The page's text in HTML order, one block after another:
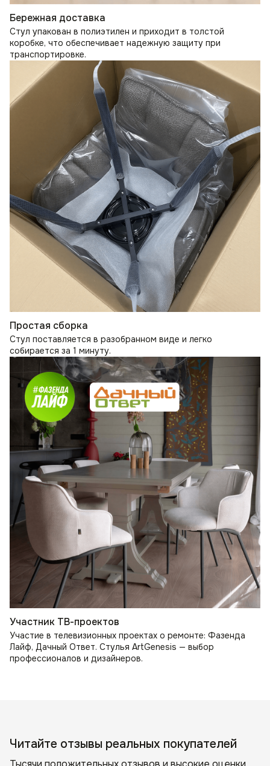
Бережная доставка
Стул упакован в полиэтилен и приходит в толстой
коробке, что обеспечивает надежную защиту при
транспортировке.
Простая сборка
Стул поставляется в разобранном виде и легко
собирается за 1 минуту.
Участник ТВ-проектов
Участие в телевизионных проектах о ремонте: Фазенда
Лайф, Дачный Ответ. Стулья ArtGenesis — выбор
профессионалов и дизайнеров.
Читайте отзывы реальных покупателей